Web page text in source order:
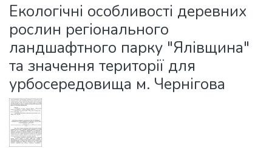
Statistics
Екологічні особливості деревних
рослин регіонального
ландшафтного парку "Ялівщина"
та значення території для
урбосередовища м. Чернігова